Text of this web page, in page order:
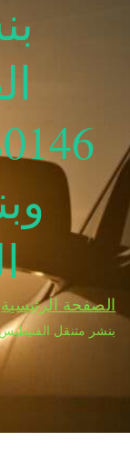
الصفحة الرئيسية
بنشر متنقل الفنيطيس / 98080146‬ / كهرباء وبنشر متنقل